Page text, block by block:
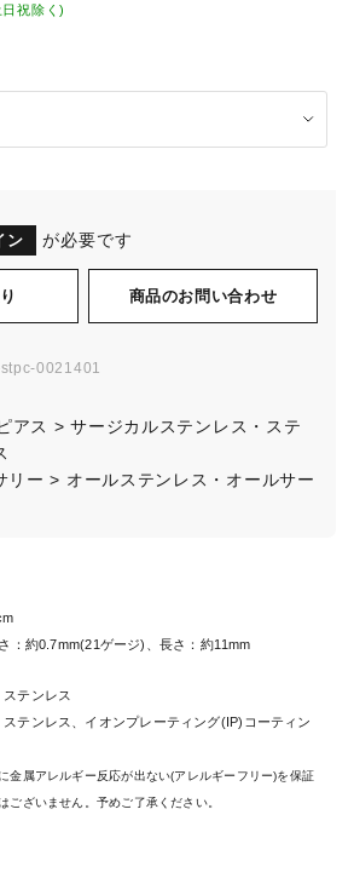
祝除く)
ン が必要です
0021401
アス >サージカルステンレス・ステ
リー > オールステンレス・オールサー
：約0.7mm(21ゲージ)、長さ：約11mm
テンレス
ステンレス、イオンプレーティング(IP)コーティン
金属アレルギー反応が出ない(アレルギーフリー)を保証
ございません。予めご了承ください。